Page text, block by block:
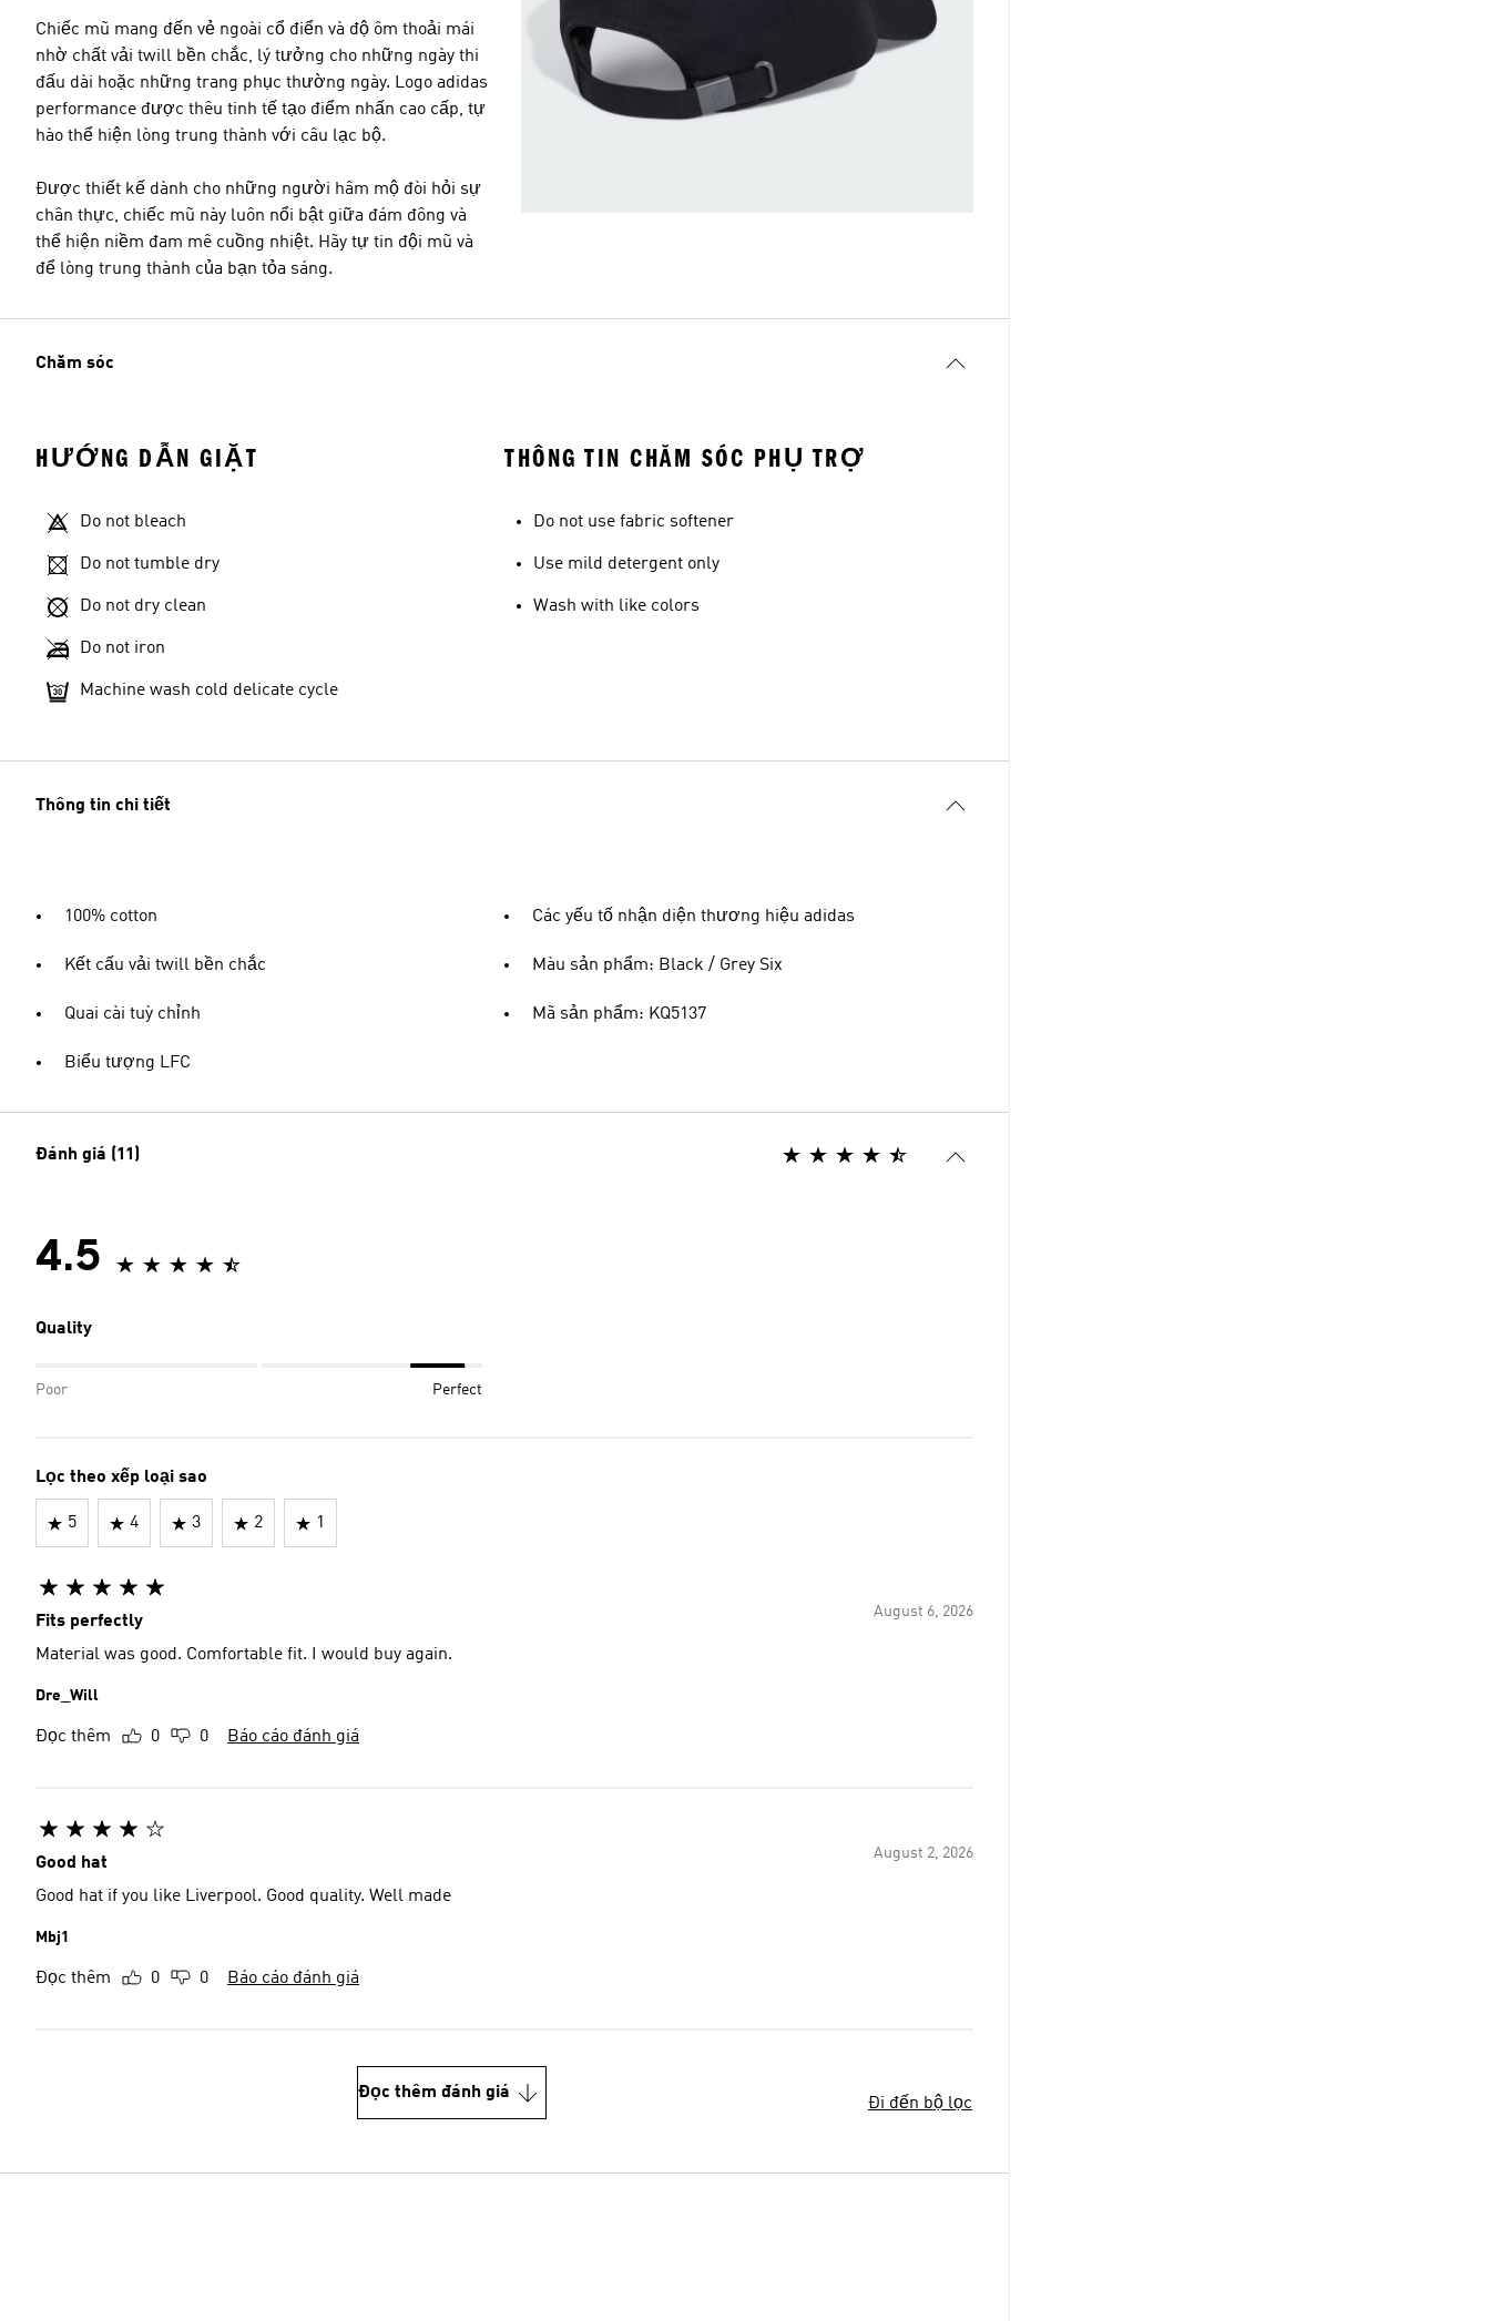
Chiếc mũ mang đến vẻ ngoài cổ điển và độ ôm thoải mái
nhờ chất vải twill bền chắc, lý tưởng cho những ngày thi
đấu dài hoặc những trang phục thường ngày. Logo adidas
performance được thêu tinh tế tạo điểm nhấn cao cấp, tự
hào thể hiện lòng trung thành với câu lạc bộ.
Được thiết kế dành cho những người hâm mộ đòi hỏi sự
chân thực, chiếc mũ này luôn nổi bật giữa đám đông và
thể hiện niềm đam mê cuồng nhiệt. Hãy tự tin đội mũ và
để lòng trung thành của bạn tỏa sáng.
Chăm sóc
HƯỚNG DẪN GIẶT
Do not bleach
Do not tumble dry
Do not dry clean
Do not iron
Machine wash cold delicate cycle
THÔNG TIN CHĂM SÓC PHỤ TRỢ
Do not use fabric softener
Use mild detergent only
Wash with like colors
Thông tin chi tiết
100% cotton
Kết cấu vải twill bền chắc
Quai cài tuỳ chỉnh
Biểu tượng LFC
Các yếu tố nhận diện thương hiệu adidas
Màu sản phẩm: Black / Grey Six
Mã sản phẩm: KQ5137
Đánh giá (11)
4.5
Quality
Poor Perfect
Lọc theo xếp loại sao
5 4 3 2 1
August 6, 2026
Fits perfectly
Material was good. Comfortable fit. I would buy again.
Dre_Will
Đọc thêm 0 0 Báo cáo đánh giá
August 2, 2026
Good hat
Good hat if you like Liverpool. Good quality. Well made
Mbj1
Đọc thêm 0 0 Báo cáo đánh giá
Đọc thêm đánh giá
Đi đến bộ lọc